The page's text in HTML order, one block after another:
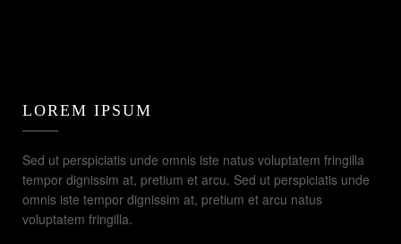
LOREM IPSUM
Sed ut perspiciatis unde omnis iste natus voluptatem fringilla
tempor dignissim at, pretium et arcu. Sed ut perspiciatis unde
omnis iste tempor dignissim at, pretium et arcu natus
voluptatem fringilla.